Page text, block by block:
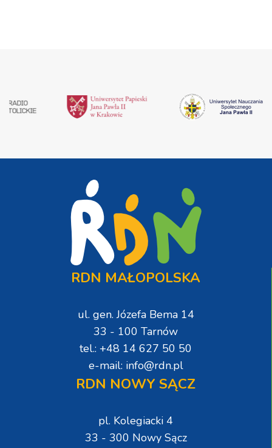
RDN MAŁOPOLSKA
ul. gen. Józefa Bema 14
33 - 100 Tarnów
tel.: +48 14 627 50 50
e-mail: info@rdn.pl
RDN NOWY SĄCZ
pl. Kolegiacki 4
33 - 300 Nowy Sącz